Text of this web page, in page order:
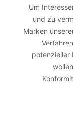
Um
und zu
Marken
potenzieller